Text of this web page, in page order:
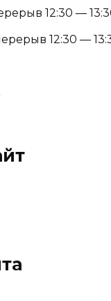
12:30 —
12:30 —